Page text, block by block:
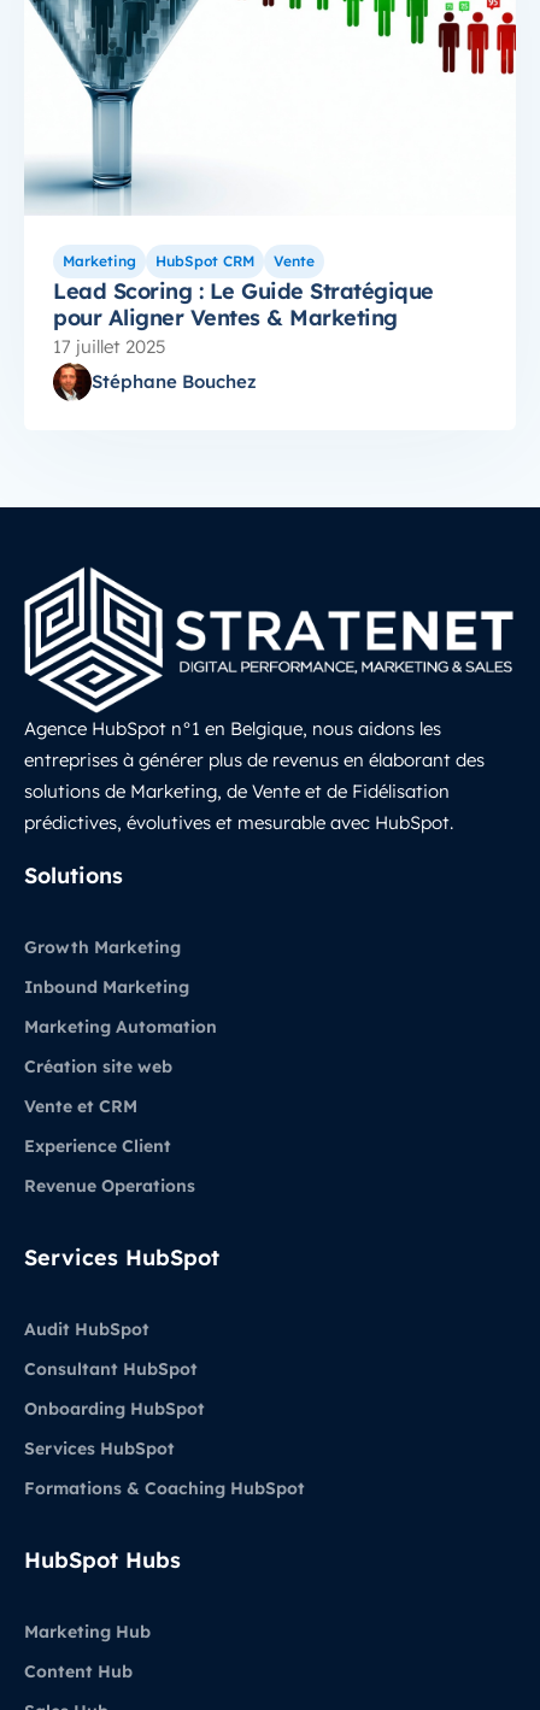
Marketing HubSpot CRM Vente
Lead Scoring : Le Guide Stratégique
pour Aligner Ventes & Marketing
17 juillet 2025
Stéphane Bouchez
Agence HubSpot n°1 en Belgique, nous aidons les
entreprises à générer plus de revenus en élaborant des
solutions de Marketing, de Vente et de Fidélisation
prédictives, évolutives et mesurable avec HubSpot.
Solutions
Growth Marketing
Inbound Marketing
Marketing Automation
Création site web
Vente et CRM
Experience Client
Revenue Operations
Services HubSpot
Audit HubSpot
Consultant HubSpot
Onboarding HubSpot
Services HubSpot
Formations & Coaching HubSpot
HubSpot Hubs
Marketing Hub
Content Hub